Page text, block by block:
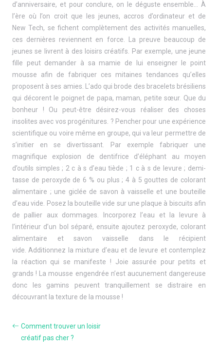
d’anniversaire, et pour conclure, on le déguste ensemble… À
l’ère où l’on croit que les jeunes, accros d’ordinateur et de
New Tech, se fichent complètement des activités manuelles,
ces dernières reviennent en force. La preuve beaucoup de
jeunes se livrent à des loisirs créatifs. Par exemple, une jeune
fille peut demander à sa mamie de lui enseigner le point
mousse afin de fabriquer ces mitaines tendances qu’elles
proposent à ses amies. L’ado qui brode des bracelets brésiliens
qui décorent le poignet de papa, maman, petite sœur. Que du
bonheur ! Ou peut-être désirez-vous réaliser des choses
insolites avec vos progénitures. ? Pencher pour une expérience
scientifique ou voire même en groupe, qui va leur permettre de
s’initier en se divertissant. Par exemple fabriquer une
magnifique explosion de dentifrice d’éléphant au moyen
d’outils simples ; 2 c à s d’eau tiède ; 1 c à s de levure ; demi-
tasse de peroxyde de 6 % ou plus ; 4 à 5 gouttes de colorant
alimentaire ; une giclée de savon à vaisselle et une bouteille
d’eau vide. Posez la bouteille vide sur une plaque à biscuits afin
de pallier aux dommages. Incorporez l’eau et la levure à
l’intérieur d’un bol séparé, ensuite ajoutez peroxyde, colorant
alimentaire et savon vaisselle dans le récipient
vide. Additionnez la mixture d’eau et de levure et contemplez
la réaction qui se manifeste ! Joie assurée pour petits et
grands ! La mousse engendrée n’est aucunement dangereuse
donc les gamins peuvent tranquillement se distraire en
découvrant la texture de la mousse !
Comment trouver un loisir
créatif pas cher ?